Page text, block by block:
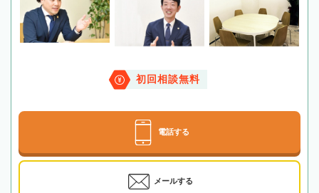
初回相談無料
電話する
メールする